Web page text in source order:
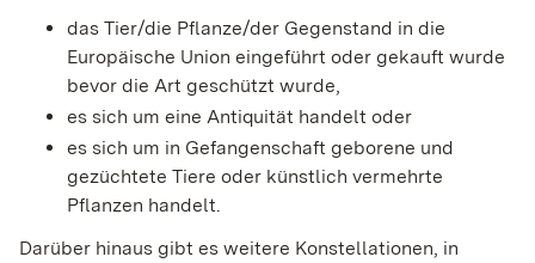
das Tier/die Pflanze/der Gegenstand in die
Europäische Union eingeführt oder gekauft wurde
bevor die Art geschützt wurde,
es sich um eine Antiquität handelt oder
es sich um in Gefangenschaft geborene und
gezüchtete Tiere oder künstlich vermehrte
Pflanzen handelt.
Darüber hinaus gibt es weitere Konstellationen, in